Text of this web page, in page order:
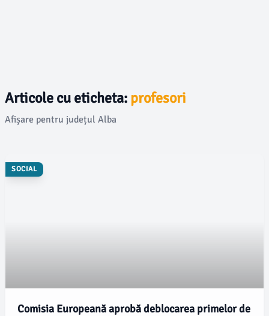
Articole cu eticheta: profesori
Afișare pentru județul Alba
SOCIAL
Comisia Europeană aprobă deblocarea primelor de